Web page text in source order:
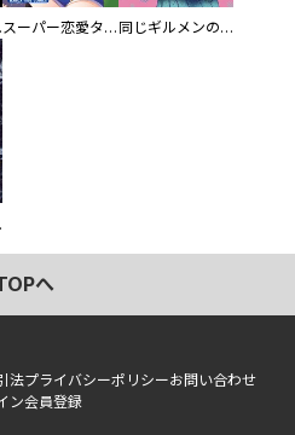
】 スーパー恋愛タイム！～現場でドＳな彼女は自宅でデレる～ 同じギルメンの声が好き
ト
へ
法プライバシーポリシーお問い合わせ
ン会員登録